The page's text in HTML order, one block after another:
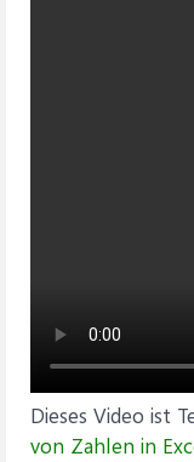
Dieses Video ist
von Zahlen in